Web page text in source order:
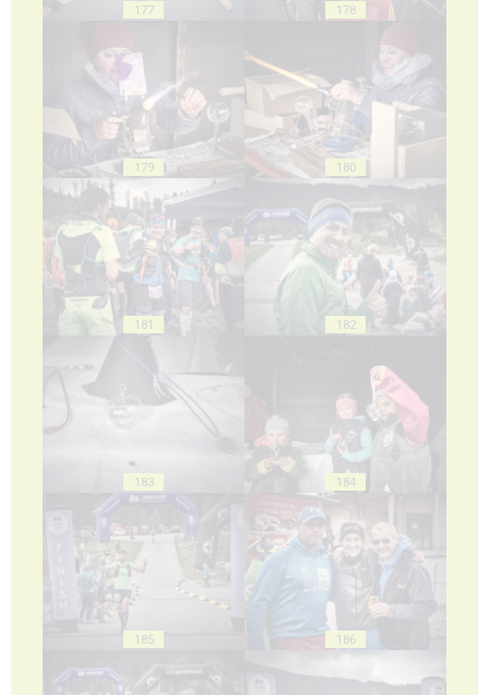
177 178
179 180
181 182
183 184
185 186